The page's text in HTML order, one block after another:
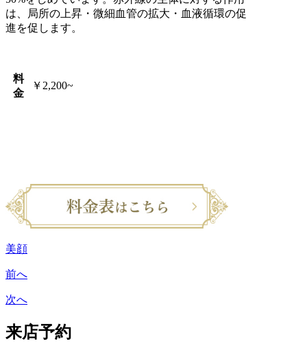
は、局所の上昇・微細血管の拡大・血液循環の促
進を促します。
料
金
￥2,200~
美顔
前へ
次へ
来店予約